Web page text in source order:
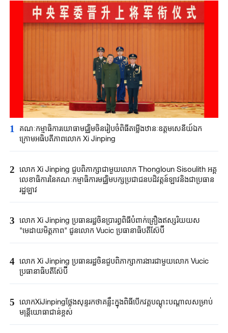
1
គណៈកម្មាធិការយោធាមជ្ឈិម​ចិន​រៀបចំ​ពិធី​តម្លើងឋានៈឧត្តមសេនីយ៍ឯក
ក្រោម​អធិបតី​ភាព​លោក​ Xi Jinping
2 លោក Xi Jinping ជួបពិភាក្សាជាមួយលោក Thongloun Sisoulith អគ្គ
លេខាធិការនៃគណៈកម្មាធិការមជ្ឈិមបក្សប្រជាជនបដិវត្តន៍ឡាវនិងជាប្រធាន
រដ្ឋឡាវ
3 លោក Xi Jinping ប្រធានរដ្ឋចិនប្រារព្ធពិធីបំពាក់​គ្រឿង​ឥស្សរិយយស
"មេដាយមិត្តភាព" ជូនលោក Vucic ប្រធានាធិបតីស៊ែប៊ី
4 លោក Xi Jinping ប្រធានរដ្ឋចិនជួបពិភាក្សាការងារជាមួយលោក Vucic
ប្រធានាធិបតីស៊ែប៊ី
5 លោកXiJinpingថ្លែងសុន្ទរកថាគន្លឹះក្នុងពិធីបើកវគ្គបណ្តុះបណ្តាលសម្រាប់
មន្ត្រីយោធាជាន់ខ្ពស់